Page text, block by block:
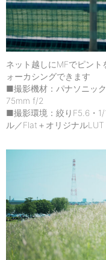
ネット越しにMFでピン
ォーカシングできます
■撮影機材：パナソニッ
75mm f/2
■撮影環境：絞りF5.6・1/
ル／Flat＋オリジナルLUT